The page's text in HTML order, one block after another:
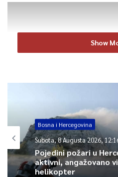
https://www.facebook.com/
078715031/
Show
Bosna i Hercegovina
Subota, 8 Augusta 2026,
Pojedini požari u
aktivni, angažovano
helikopter